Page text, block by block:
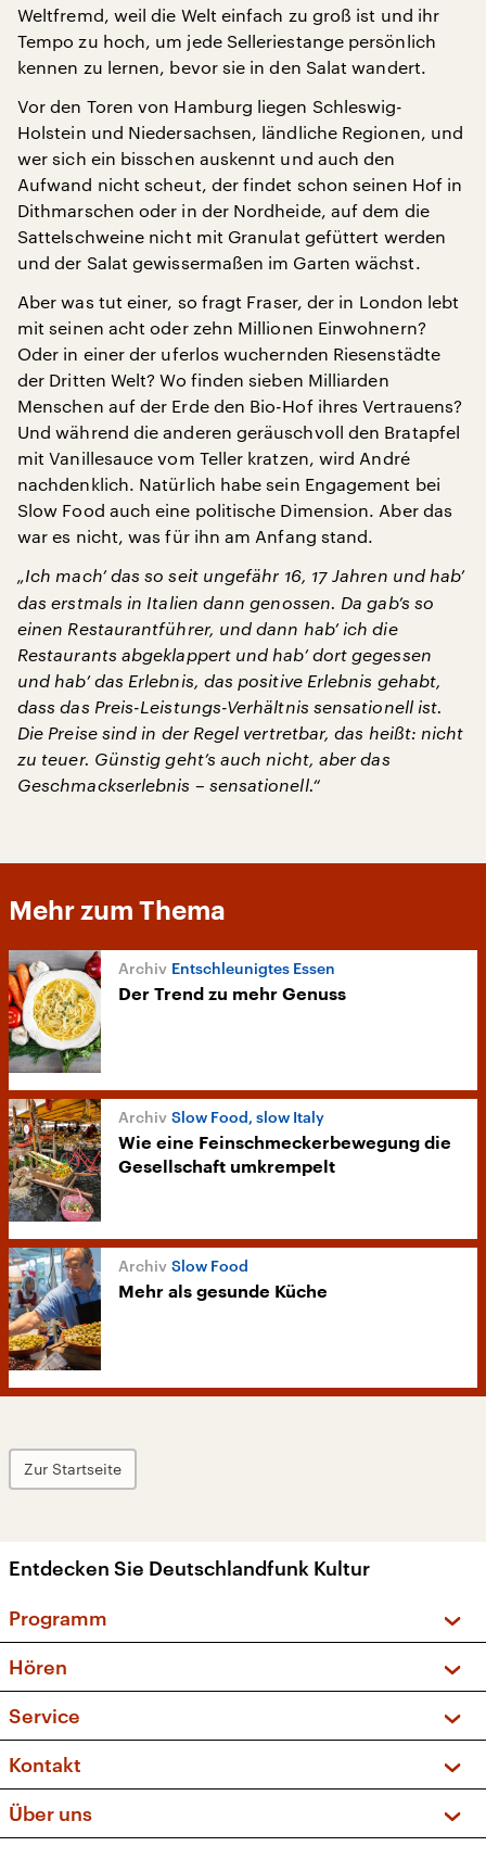
Weltfremd, weil die Welt einfach zu groß ist und ihr
Tempo zu hoch, um jede Selleriestange persönlich
kennen zu lernen, bevor sie in den Salat wandert.
Vor den Toren von Hamburg liegen Schleswig-
Holstein und Niedersachsen, ländliche Regionen, und
wer sich ein bisschen auskennt und auch den
Aufwand nicht scheut, der findet schon seinen Hof in
Dithmarschen oder in der Nordheide, auf dem die
Sattelschweine nicht mit Granulat gefüttert werden
und der Salat gewissermaßen im Garten wächst.
Aber was tut einer, so fragt Fraser, der in London lebt
mit seinen acht oder zehn Millionen Einwohnern?
Oder in einer der uferlos wuchernden Riesenstädte
der Dritten Welt? Wo finden sieben Milliarden
Menschen auf der Erde den Bio-Hof ihres Vertrauens?
Und während die anderen geräuschvoll den Bratapfel
mit Vanillesauce vom Teller kratzen, wird André
nachdenklich. Natürlich habe sein Engagement bei
Slow Food auch eine politische Dimension. Aber das
war es nicht, was für ihn am Anfang stand.
„Ich mach’ das so seit ungefähr 16, 17 Jahren und hab’
das erstmals in Italien dann genossen. Da gab’s so
einen Restaurantführer, und dann hab’ ich die
Restaurants abgeklappert und hab’ dort gegessen
und hab’ das Erlebnis, das positive Erlebnis gehabt,
dass das Preis-Leistungs-Verhältnis sensationell ist.
Die Preise sind in der Regel vertretbar, das heißt: nicht
zu teuer. Günstig geht’s auch nicht, aber das
Geschmackserlebnis – sensationell.“
Mehr zum Thema
Entschleunigtes Essen
Der Trend zu mehr Genuss
Slow Food, slow Italy
Wie eine Feinschmeckerbewegung die
Gesellschaft umkrempelt
Slow Food
Mehr als gesunde Küche
Zur Startseite
Entdecken Sie Deutschlandfunk Kultur
Programm
Sendungen und Podcasts
Musikliste
Kakadu – Das Kinderprogramm
Hören
Frequenzen (UKW + DAB+)
Service
FAQ
Apps
Newsletter
Kontakt
Social Media
Über uns